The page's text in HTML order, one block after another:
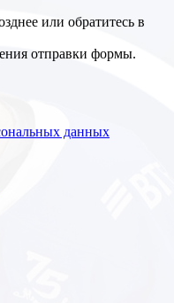
или обратитесь в
отправки формы.
данных